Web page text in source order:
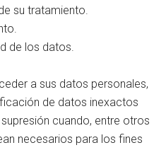
su tratamiento.
de los datos.
a sus datos personales,
de datos inexactos
cuando, entre otros
necesarios para los fines